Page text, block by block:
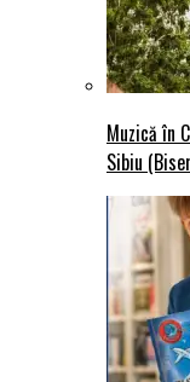
Muzică în
Sibiu